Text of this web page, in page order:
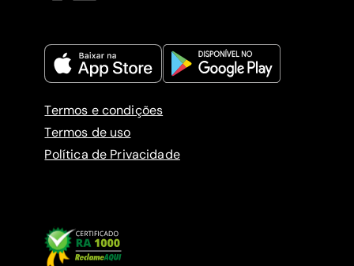
Termos e condições
Termos de uso
Política de Privacidade